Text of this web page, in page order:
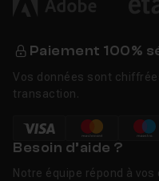
Paiement 100%
Vos données sont
transaction.
Besoin d’aide ?
Notre équipe répond à